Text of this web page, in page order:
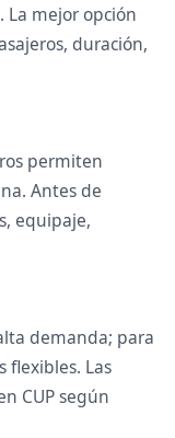
La mejor opción
duración,
permiten
Antes de
equipaje,
demanda; para
flexibles. Las
CUP según